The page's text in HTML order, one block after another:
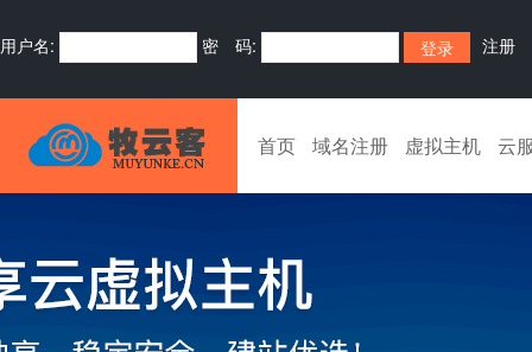
用户名: 密 码: 注册
首页 域名注册 虚拟主机 云